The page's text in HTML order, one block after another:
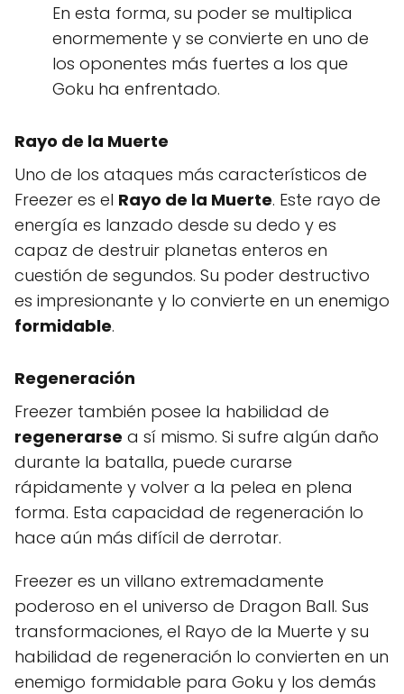
En esta forma, su poder se multiplica
enormemente y se convierte en uno de
los oponentes más fuertes a los que
Goku ha enfrentado.
Rayo de la Muerte
Uno de los ataques más característicos de
Freezer es el Rayo de la Muerte. Este rayo de
energía es lanzado desde su dedo y es
capaz de destruir planetas enteros en
cuestión de segundos. Su poder destructivo
es impresionante y lo convierte en un enemigo
formidable.
Regeneración
Freezer también posee la habilidad de
regenerarse a sí mismo. Si sufre algún daño
durante la batalla, puede curarse
rápidamente y volver a la pelea en plena
forma. Esta capacidad de regeneración lo
hace aún más difícil de derrotar.
Freezer es un villano extremadamente
poderoso en el universo de Dragon Ball. Sus
transformaciones, el Rayo de la Muerte y su
habilidad de regeneración lo convierten en un
enemigo formidable para Goku y los demás